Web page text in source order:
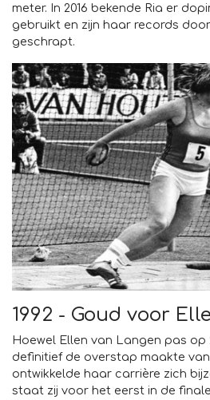
meter. In 2016 bekende Ria er
gebruikt en zijn haar records
geschrapt.
1992 - Goud voor
Hoewel Ellen van Langen pas op
definitief de overstap maakte
ontwikkelde haar carrière zich
staat zij voor het eerst in de